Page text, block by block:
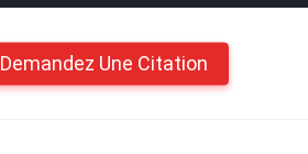
Demandez Une Citation